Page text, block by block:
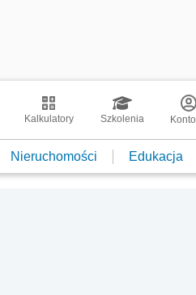
Kalkulatory Szkolenia Konto
Nieruchomości Edukacja